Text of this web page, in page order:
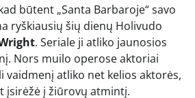
būtent „Santa Barbaroje“ savo
ryškiausių šių dienų Holivudo
. Seriale ji atliko jaunosios
Nors muilo operose aktoriai
vaidmenį atliko net kelios aktorės,
įsirėžė į žiūrovų atmintį.